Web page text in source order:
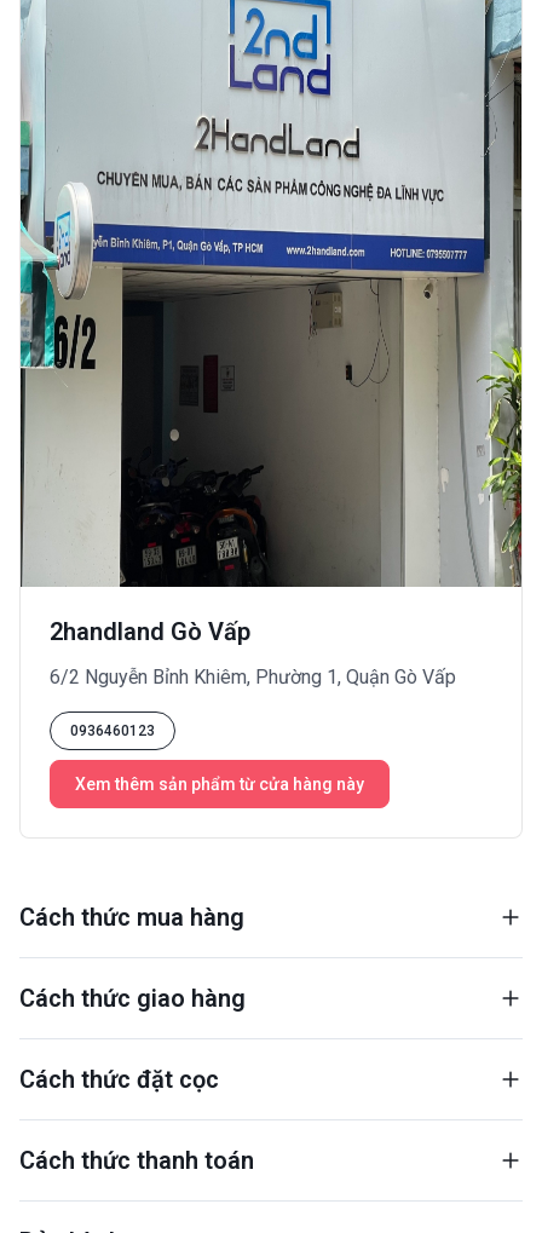
2handland Gò Vấp
6/2 Nguyễn Bỉnh Khiêm, Phường 1, Quận Gò Vấp
0936460123
Xem thêm sản phẩm từ cửa hàng này
Cách thức mua hàng
Cách thức giao hàng
Cách thức đặt cọc
Cách thức thanh toán